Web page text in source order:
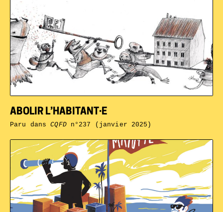
ABOLIR L’HABITANT·E
Paru dansCQFDn°237 (janvier 2025)